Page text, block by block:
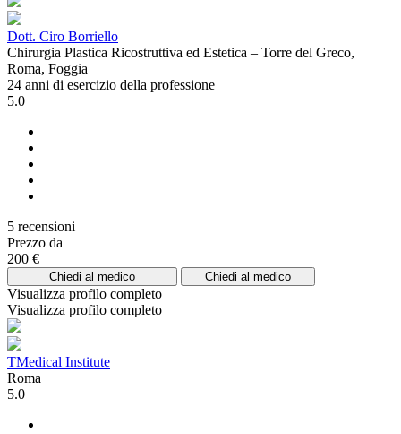
Dott. Ciro Borriello
Chirurgia Plastica Ricostruttiva ed Estetica – Torre del Greco,
Roma, Foggia
24 anni di esercizio della professione
5.0
5 recensioni
Prezzo da
200 €
Chiedi al medico Chiedi al medico
Visualizza profilo completo
Visualizza profilo completo
TMedical Institute
Roma
5.0